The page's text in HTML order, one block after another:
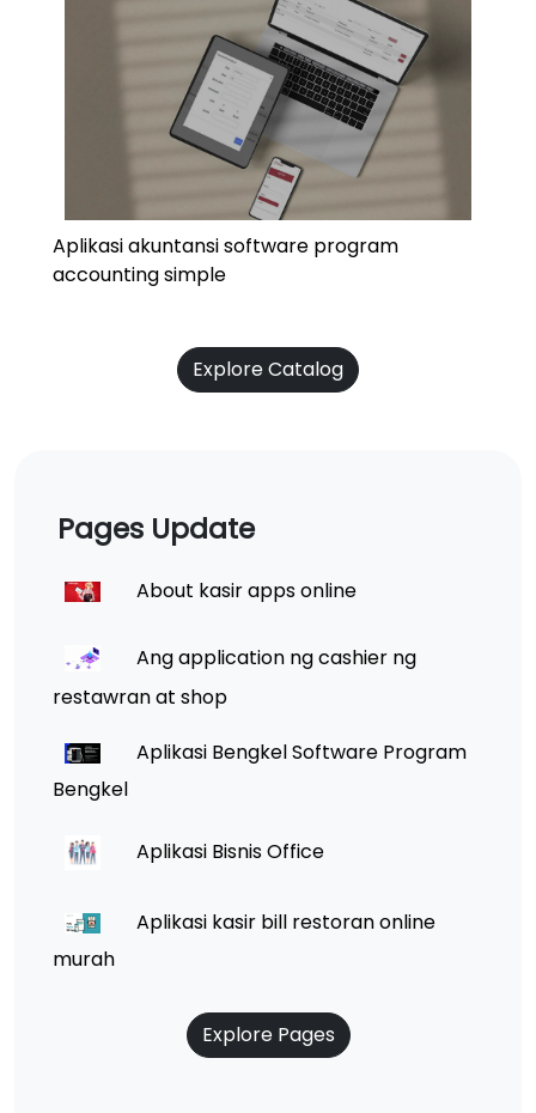
Aplikasi akuntansi software program
accounting simple
Explore Catalog
Pages Update
About kasir apps online
Ang application ng cashier ng
restawran at shop
Aplikasi Bengkel Software Program
Bengkel
Aplikasi Bisnis Office
Aplikasi kasir bill restoran online
murah
Explore Pages